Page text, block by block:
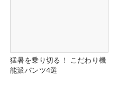
猛暑を乗り切る！ こだわり機
能派パンツ4選